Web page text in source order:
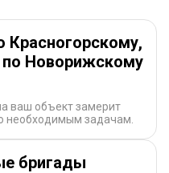
Красногорскому,
по Новорижскому
ваш объект замерит
необходимым задачам.
бригады